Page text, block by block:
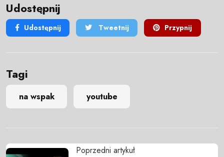
Udostępnij
Udostępnij Tweetnij Przypnij
Tagi
na wspak youtube
Poprzedni artykuł